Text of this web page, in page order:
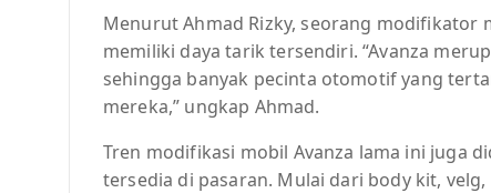
Menurut Ahmad Rizky, seorang modifikator
memiliki daya tarik tersendiri. “Avanza
sehingga banyak pecinta otomotif yang
mereka,” ungkap Ahmad.
Tren modifikasi mobil Avanza lama ini juga
tersedia di pasaran. Mulai dari body kit,